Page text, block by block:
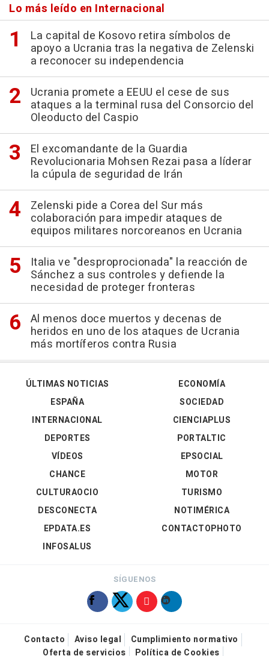
Lo más leído en Internacional
La capital de Kosovo retira símbolos de
apoyo a Ucrania tras la negativa de Zelenski
a reconocer su independencia
Ucrania promete a EEUU el cese de sus
ataques a la terminal rusa del Consorcio del
Oleoducto del Caspio
El excomandante de la Guardia
Revolucionaria Mohsen Rezai pasa a líderar
la cúpula de seguridad de Irán
Zelenski pide a Corea del Sur más
colaboración para impedir ataques de
equipos militares norcoreanos en Ucrania
Italia ve "desproprocionada" la reacción de
Sánchez a sus controles y defiende la
necesidad de proteger fronteras
Al menos doce muertos y decenas de
heridos en uno de los ataques de Ucrania
más mortíferos contra Rusia
ÚLTIMAS NOTICIAS
ESPAÑA
INTERNACIONAL
DEPORTES
VÍDEOS
ECONOMÍA
SOCIEDAD
CIENCIAPLUS
PORTALTIC
EPSOCIAL
CHANCE
CULTURAOCIO
DESCONECTA
EPDATA.ES
INFOSALUS
MOTOR
TURISMO
NOTIMÉRICA
CONTACTOPHOTO
SÍGUENOS
Contacto Aviso legal
Cumplimiento normativo
Oferta de servicios
Política de Cookies